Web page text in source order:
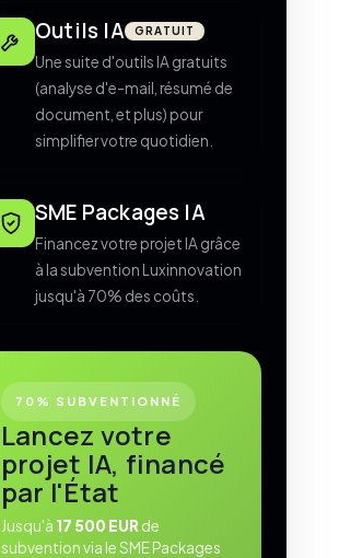
Outils IA GRATUIT
Une suite d'outils IA gratuits
(analyse d'e-mail, résumé de
document, et plus) pour
simplifier votre quotidien.
SME Packages IA
Financez votre projet IA grâce
à la subvention Luxinnovation
jusqu'à 70% des coûts.
70% SUBVENTIONNÉ
Lancez votre
projet IA, financé
par l'État
Jusqu'à 17 500 EUR de
subvention via le SME Packages